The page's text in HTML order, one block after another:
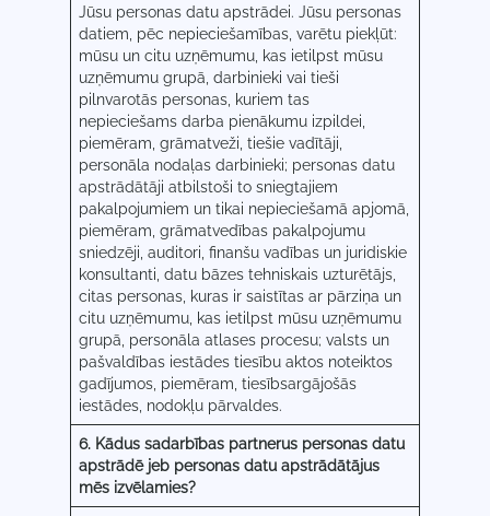
Jūsu personas datu apstrādei. Jūsu personas
datiem, pēc nepieciešamības, varētu piekļūt:
mūsu un citu uzņēmumu, kas ietilpst mūsu
uzņēmumu grupā, darbinieki vai tieši
pilnvarotās personas, kuriem tas
nepieciešams darba pienākumu izpildei,
piemēram, grāmatveži, tiešie vadītāji,
personāla nodaļas darbinieki; personas datu
apstrādātāji atbilstoši to sniegtajiem
pakalpojumiem un tikai nepieciešamā apjomā,
piemēram, grāmatvedības pakalpojumu
sniedzēji, auditori, finanšu vadības un juridiskie
konsultanti, datu bāzes tehniskais uzturētājs,
citas personas, kuras ir saistītas ar pārziņa un
citu uzņēmumu, kas ietilpst mūsu uzņēmumu
grupā, personāla atlases procesu; valsts un
pašvaldības iestādes tiesību aktos noteiktos
gadījumos, piemēram, tiesībsargājošās
iestādes, nodokļu pārvaldes.
6. Kādus sadarbības partnerus personas datu
apstrādē jeb personas datu apstrādātājus
mēs izvēlamies?